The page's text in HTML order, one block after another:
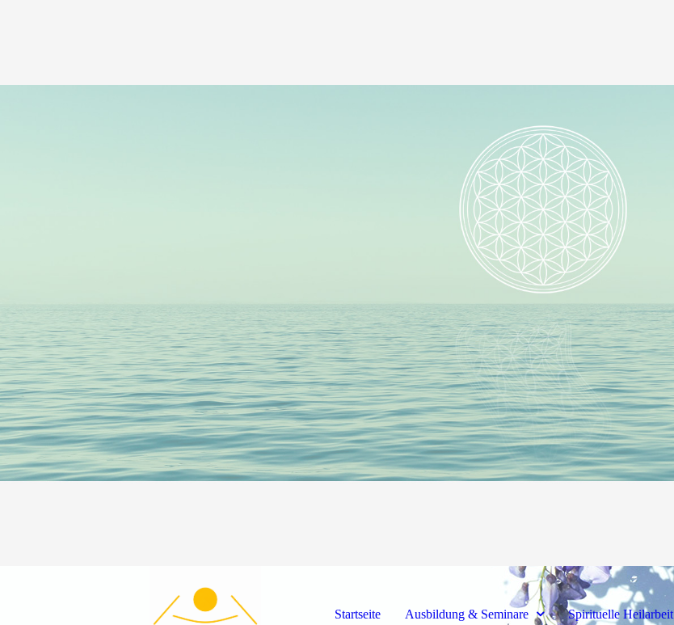
Startseite Ausbildung & Seminare Spirituelle Heilarbeit